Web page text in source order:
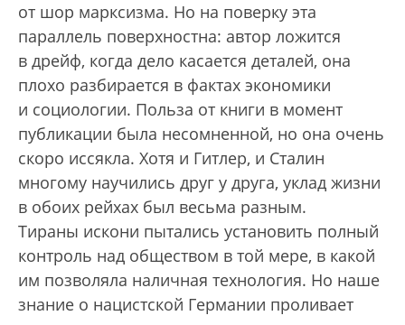
от шор марксизма. Но на поверку эта
параллель поверхностна: автор ложится
в дрейф, когда дело касается деталей, она
плохо разбирается в фактах экономики
и социологии. Польза от книги в момент
публикации была несомненной, но она очень
скоро иссякла. Хотя и Гитлер, и Сталин
многому научились друг у друга, уклад жизни
в обоих рейхах был весьма разным.
Тираны искони пытались установить полный
контроль над обществом в той мере, в какой
им позволяла наличная технология. Но наше
знание о нацистской Германии проливает